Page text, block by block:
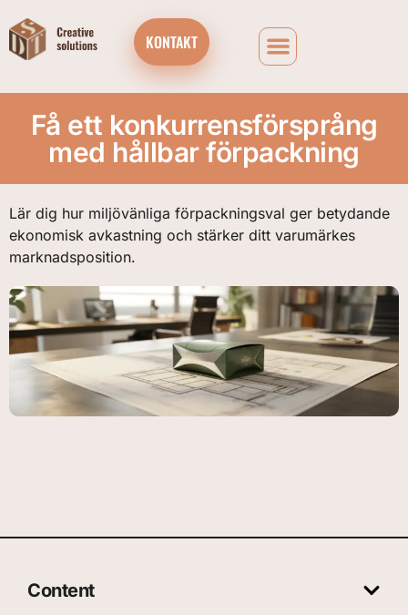
KONTAKT
Få ett konkurrensförsprång
med hållbar förpackning
Lär dig hur miljövänliga förpackningsval ger betydande
ekonomisk avkastning och stärker ditt varumärkes
marknadsposition.
Content